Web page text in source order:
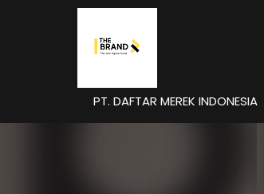
PT. DAFTAR MEREK INDONESIA